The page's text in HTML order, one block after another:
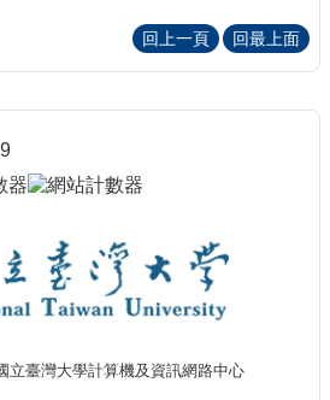
回上一頁
回最上面
灣大學計算機及資訊網路中心